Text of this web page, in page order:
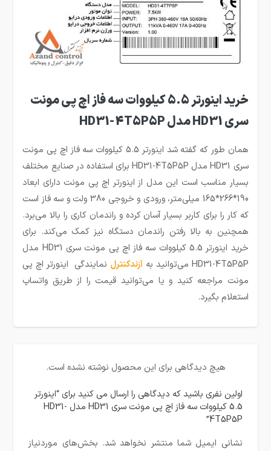
خرید اینورتر 5.5 کیلووات سه فاز اچ پی مونت
سری HD31 مدل HD31-4T5P5P
همان طور که گفته شد اینورتر 5.5 کیلووات سه فاز اچ پی مونت
سری HD31 مدل HD31-4T5P5P برای استفاده در صنایع مختلف
بسیار مناسب است این مدل از اینورتر اچ پی مونت دارای ابعاد
190*266*165 میلی‌متر، ورودی و خروجی 380 ولت و سه فاز است
که کار را برای کاربر بسیار آسان کرده و راندمان کاری را بالا می‌برد.
همچنین به بالا رفتن راندمان دستگاه نیز کمک می‌کند. برای
خرید اینورتر 5.5 کیلووات سه فاز اچ پی مونت سری HD31 مدل
HD31-4T5P5P می‌توانید به
آزندکنترل نمایندگی اینورتر اچ پی
مونت مراجعه کنید و یا می‌توانید قیمت را از طریق واتساپ
استعلام بگیرد.
هیچ دیدگاهی برای این محصول نوشته نشده است.
اولین نفری باشید که دیدگاهی را ارسال می کنید برای “اینورتر
5.5 کیلووات سه فاز اچ پی مونت سری HD31 مدل HD31-
4T5P5P”
نشانی ایمیل شما منتشر نخواهد شد. بخش‌های موردنیاز